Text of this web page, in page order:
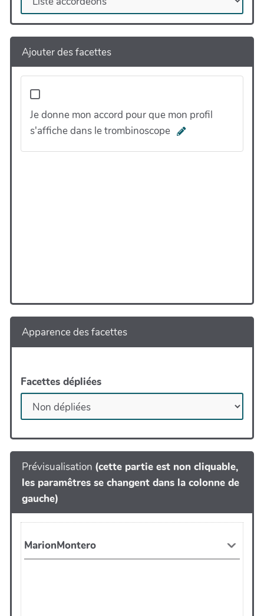
Ajouter des facettes
Je donne mon accord pour que mon profil
s'affiche dans le trombinoscope
Apparence des facettes
Facettes dépliées
Prévisualisation (cette partie est non cliquable,
les paramêtres se changent dans la colonne de
gauche)